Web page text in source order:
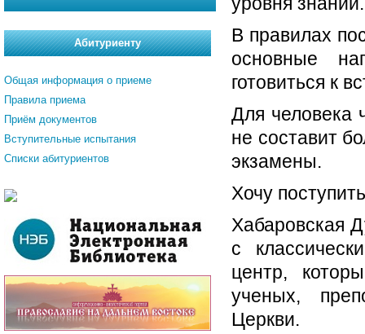
В правилах
основные
готовиться к
Для человека
не составит
экзамены.
Хочу
Хабаровская
с
центр,
ученых,
Церкви.
Абитуриенту
Общая информация о приеме
Правила приема
Приём документов
Вступительные испытания
Списки абитуриентов